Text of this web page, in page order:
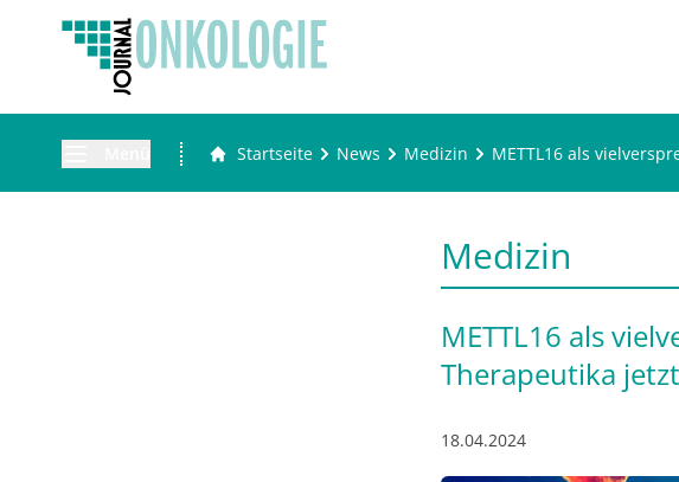
Startseite News Medizin METTL16 als
Medizin
METTL16 als
Therapeutika
18.04.2024